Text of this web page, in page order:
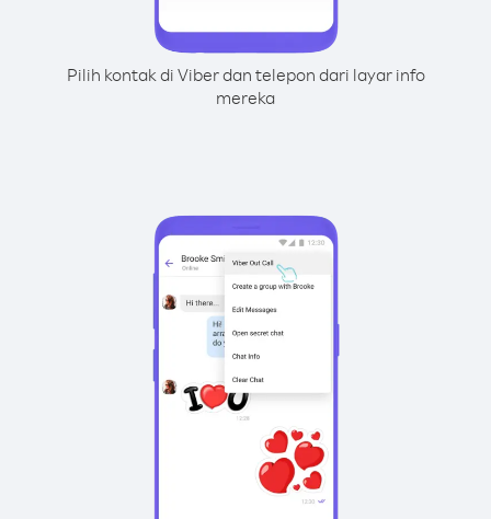
Pilih kontak di Viber dan telepon dari layar info
mereka